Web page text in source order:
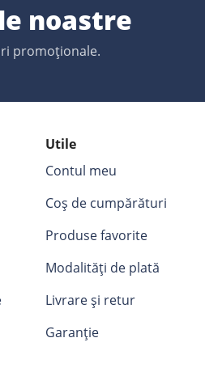
noastre
promoționale.
Utile
Contul meu
Coș de cumpărături
Produse favorite
Modalități de plată
Livrare și retur
Garanție